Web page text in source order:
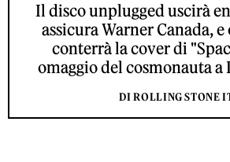
Il disco unplugged uscirà
assicura Warner Canada,
conterrà la cover di
omaggio del cosmonauta a
DI ROLLING STONE